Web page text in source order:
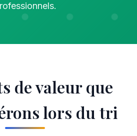
de valeur que
lors du tri